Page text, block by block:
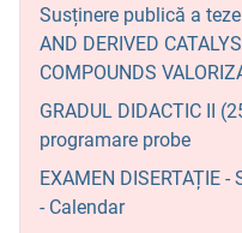
Susținere publică a
AND DERIVED
COMPOUNDS
GRADUL DIDACTIC II
programare probe
EXAMEN DISERTAȚIE
- Calendar